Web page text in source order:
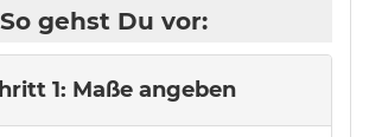
So gehst Du vor:
1: Maße angeben